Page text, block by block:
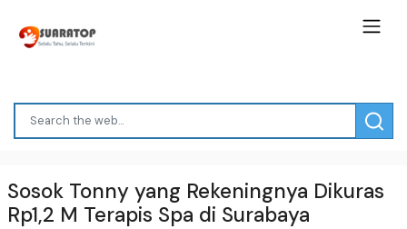
Sosok Tonny yang Rekeningnya Dikuras
Rp1,2 M Terapis Spa di Surabaya